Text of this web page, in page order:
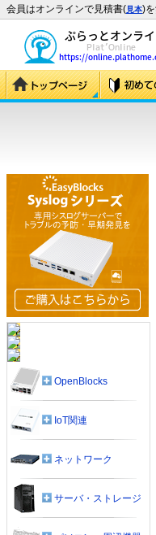
会員はオンラインで見積書(見本)を
OpenBlocks
IoT関連
ネットワーク
サーバ・ストレージ